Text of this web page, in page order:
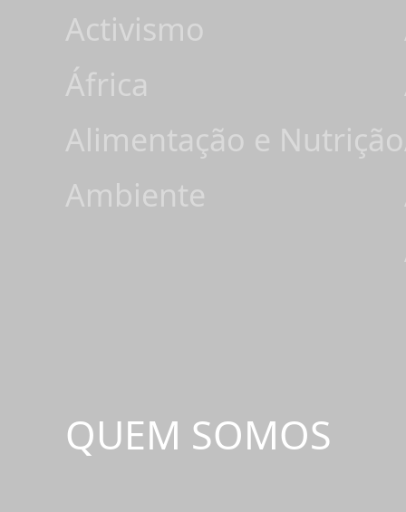
Activismo
África
Alimentação e Nutrição
Ambiente
QUEM SOMOS